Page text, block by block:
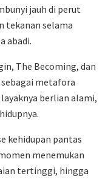
jauh di perut
tekanan selama
abadi.
The Becoming, dan
metafora
berlian alami,
kehidupan pantas
menemukan
tertinggi, hingga